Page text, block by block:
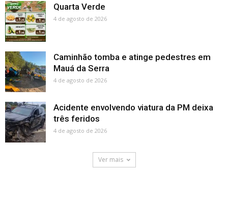
Quarta Verde
4 de agosto de 2026
Caminhão tomba e atinge pedestres em
Mauá da Serra
4 de agosto de 2026
Acidente envolvendo viatura da PM deixa
três feridos
4 de agosto de 2026
Ver mais